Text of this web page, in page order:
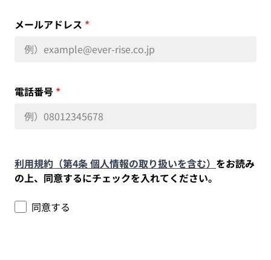
メールアドレス *
電話番号 *
利用規約（第4条 個人情報の取り扱いを含む） をお読み
の上、同意するにチェックを入れてください。
同意する